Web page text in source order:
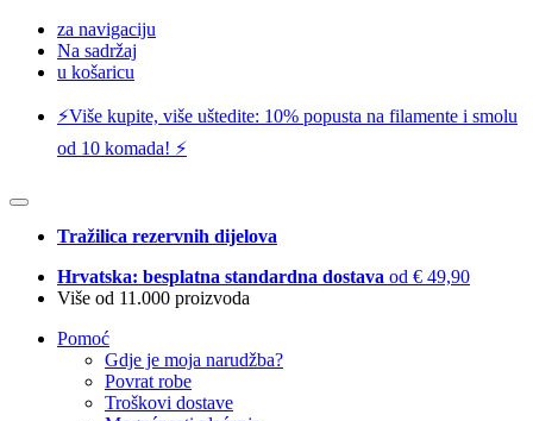
za navigaciju
Na sadržaj
u košaricu
⚡️Više kupite, više uštedite: 10% popusta na filamente i smolu
od 10 komada! ⚡️
Tražilica rezervnih dijelova
Hrvatska: besplatna standardna dostava od € 49,90
Više od 11.000 proizvoda
Pomoć
Gdje je moja narudžba?
Povrat robe
Troškovi dostave